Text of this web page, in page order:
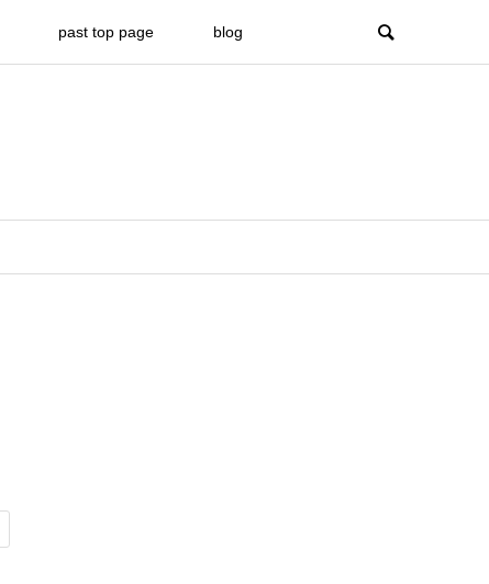
past top page blog